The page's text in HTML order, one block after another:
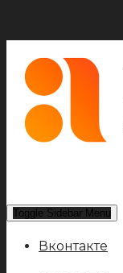
Toggle Sidebar Menu
Вконтакте